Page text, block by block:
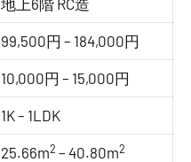
地上6階 RC造
99,500円 – 184,000円
10,000円 – 15,000円
1K – 1LDK
25.66m2 – 40.80m2